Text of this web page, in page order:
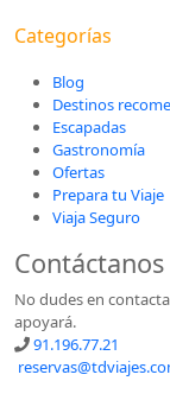
Categorías
Blog
Destinos
Escapadas
Gastronomía
Ofertas
Prepara tu Viaje
Viaja Seguro
Contáctanos
No dudes en
apoyará.
91.196.77.21